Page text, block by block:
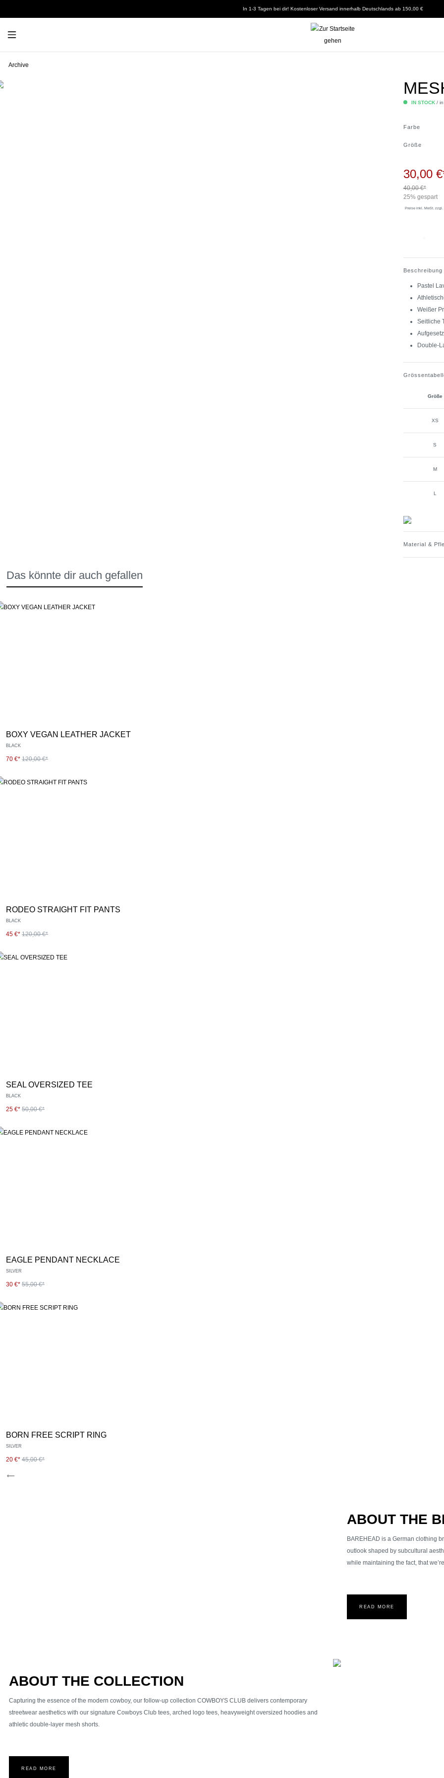
In 1-3 Tagen bei dir! Kostenloser Versand innerhalb Deutschlands ab 150,00 €
Archive
IN STOCK/ in
Farbe
Größe
30,00
40,00 €*
25% gespart
Preise inkl. MwSt.zzgl.
Beschreibung
Pastel
Weißer
Seitliche
Double-
Größe
XS
S
M
L
Material &
Das könnte dir auch gefallen
BOXY VEGAN LEATHER JACKET
BLACK
70 €* 120,00 €*
RODEO STRAIGHT FIT PANTS
BLACK
45 €* 120,00 €*
SEAL OVERSIZED TEE
BLACK
25 €* 50,00 €*
EAGLE PENDANT NECKLACE
SILVER
30 €* 55,00 €*
BORN FREE SCRIPT RING
SILVER
20 €* 45,00 €*
ABOUT THE
BAREHEAD is a German clothing
outlook shaped by subcultural
while maintaining the fact, that
READ MORE
ABOUT THE COLLECTION
Capturing the essence of the modern cowboy, our follow-up collection COWBOYS CLUB delivers contemporary
streetwear aesthetics with our signature Cowboys Club tees, arched logo tees, heavyweight oversized hoodies and
athletic double-layer mesh shorts.
READ MORE